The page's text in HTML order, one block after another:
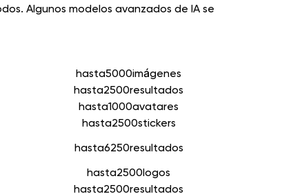
Algunos modelos avanzados de IA se
hasta5000imágenes
hasta2500resultados
hasta1000avatares
hasta2500stickers
hasta6250resultados
hasta2500logos
hasta2500resultados